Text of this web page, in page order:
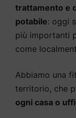
trattamento e
potabile: oggi
più importanti
come
Abbiamo una
territorio, che
ogni casa o